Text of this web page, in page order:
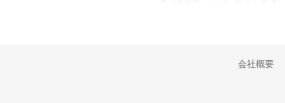
会社概要